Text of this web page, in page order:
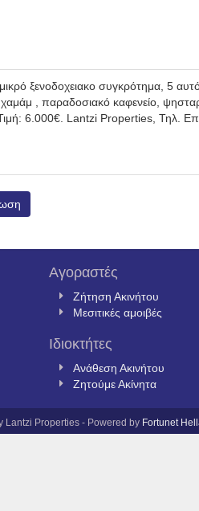
ξενοδοχειακο συγκρότημα, 5
χαμάμ , παραδοσιακό καφενείο,
6.000€. Lantzi Properties, Τηλ.
Αγοραστές
Ζήτηση Ακινήτου
Μεσιτικές αμοιβές
Ιδιοκτήτες
Ανάθεση Ακινήτου
Ζητούμε Ακίνητα
Lantzi Properties - Powered by Fortunet